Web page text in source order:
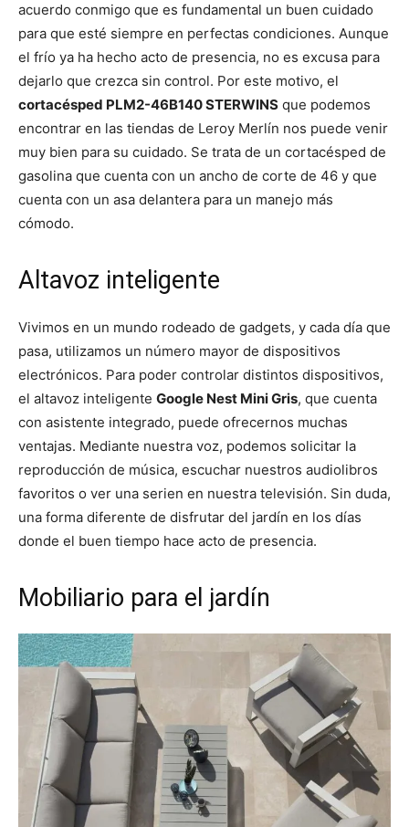
acuerdo conmigo que es fundamental un buen cuidado
para que esté siempre en perfectas condiciones. Aunque
el frío ya ha hecho acto de presencia, no es excusa para
dejarlo que crezca sin control. Por este motivo, el
cortacésped PLM2-46B140 STERWINS que podemos
encontrar en las tiendas de Leroy Merlín nos puede venir
muy bien para su cuidado. Se trata de un cortacésped de
gasolina que cuenta con un ancho de corte de 46 y que
cuenta con un asa delantera para un manejo más
cómodo.
Altavoz inteligente
Vivimos en un mundo rodeado de gadgets, y cada día que
pasa, utilizamos un número mayor de dispositivos
electrónicos. Para poder controlar distintos dispositivos,
el altavoz inteligente Google Nest Mini Gris, que cuenta
con asistente integrado, puede ofrecernos muchas
ventajas. Mediante nuestra voz, podemos solicitar la
reproducción de música, escuchar nuestros audiolibros
favoritos o ver una serien en nuestra televisión. Sin duda,
una forma diferente de disfrutar del jardín en los días
donde el buen tiempo hace acto de presencia.
Mobiliario para el jardín